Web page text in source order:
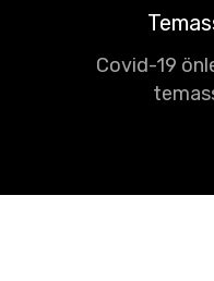
Covid-19